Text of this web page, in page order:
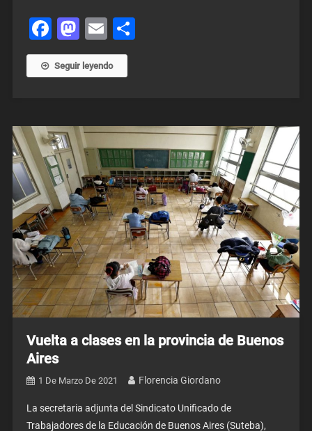
Facebook
Mastodon
Email
Seguir leyendo
Vuelta a clases en la provincia de Buenos
Aires
1 De Marzo De 2021 Florencia Giordano
La secretaria adjunta del Sindicato Unificado de
Trabajadores de la Educación de Buenos Aires (Suteba),